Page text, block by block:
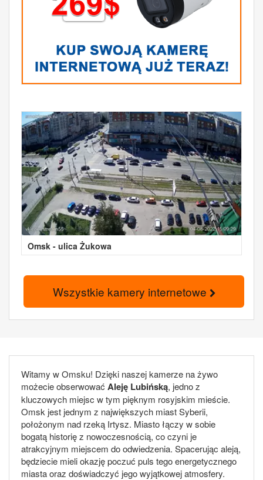
Omsk - ulica Żukowa
Wszystkie kamery internetowe
Witamy w Omsku! Dzięki naszej kamerze na żywo
możecie obserwować Aleję Lubińską, jedno z
kluczowych miejsc w tym pięknym rosyjskim mieście.
Omsk jest jednym z największych miast Syberii,
położonym nad rzeką Irtysz. Miasto łączy w sobie
bogatą historię z nowoczesnością, co czyni je
atrakcyjnym miejscem do odwiedzenia. Spacerując aleją,
będziecie mieli okazję poczuć puls tego energetycznego
miasta oraz doświadczyć jego wyjątkowej atmosfery.